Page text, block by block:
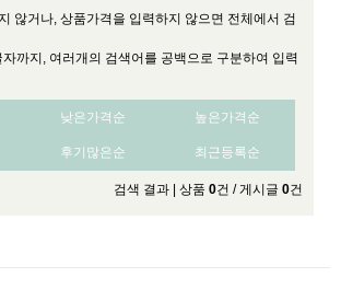
않거나, 상품가격을 입력하지 않으면 전체에서 검
까지, 여러개의 검색어를 공백으로 구분하여 입력
낮은가격순 높은가격순
후기많은순 최근등록순
검색 결과 | 상품 0건 / 게시글 0건